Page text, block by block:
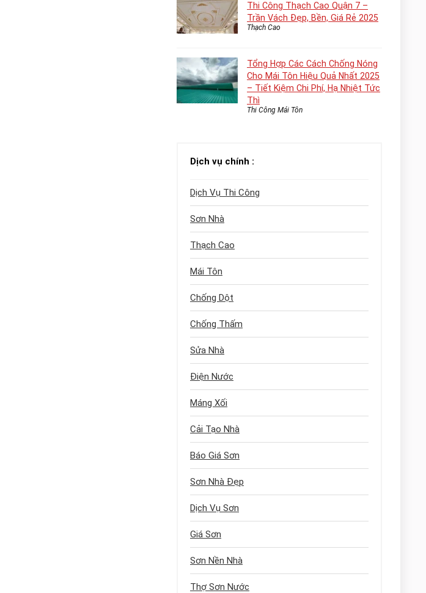
Thi Công Thạch Cao Quận 7 –
Trần Vách Đẹp, Bền, Giá Rẻ 2025
Thạch Cao
Tổng Hợp Các Cách Chống Nóng
Cho Mái Tôn Hiệu Quả Nhất 2025
– Tiết Kiệm Chi Phí, Hạ Nhiệt Tức
Thì
Thi Công Mái Tôn
Dịch vụ chính :
Dịch Vụ Thi Công
Sơn Nhà
Thạch Cao
Mái Tôn
Chống Dột
Chống Thấm
Sửa Nhà
Điện Nước
Máng Xối
Cải Tạo Nhà
Báo Giá Sơn
Sơn Nhà Đẹp
Dịch Vụ Sơn
Giá Sơn
Sơn Nền Nhà
Thợ Sơn Nước